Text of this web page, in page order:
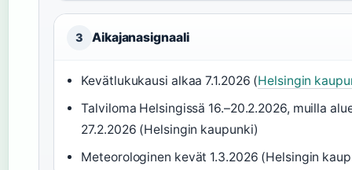
3 Aikajanasignaali
Kevätlukukausi alkaa 7.1.2026 (Helsingin
Talviloma Helsingissä 16.–20.2.2026, muilla
27.2.2026 (Helsingin kaupunki)
Meteorologinen kevät 1.3.2026 (Helsingin